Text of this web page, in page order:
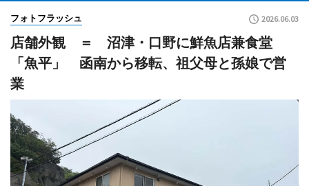
フォトフラッシュ 2026.06.03
店舗外観 ＝ 沼津・口野に鮮魚店兼食堂
「魚平」 函南から移転、祖父母と孫娘で営
業